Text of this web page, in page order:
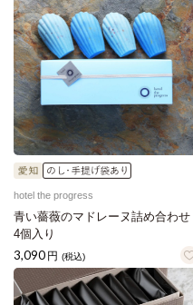
hotel the progress
青い薔薇のマドレーヌ詰め合わせ
4個入り
3,090 円 (税込)